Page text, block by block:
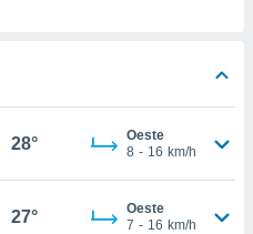
28°
Oeste
8 - 16 km/h
27°
Oeste
7 - 16 km/h